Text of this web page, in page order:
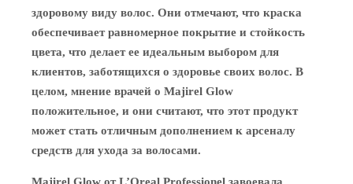
здоровому виду волос. Они отмечают, что краска
обеспечивает равномерное покрытие и стойкость
цвета, что делает ее идеальным выбором для
клиентов, заботящихся о здоровье своих волос. В
целом, мнение врачей о Majirel Glow
положительное, и они считают, что этот продукт
может стать отличным дополнением к арсеналу
средств для ухода за волосами.